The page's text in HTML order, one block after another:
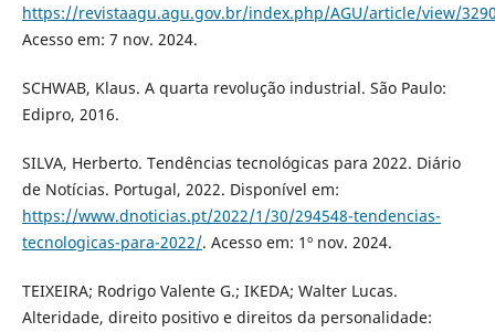
https://revistaagu.agu.gov.br/index.php/AGU/article/view/
Acesso em: 7 nov. 2024.
SCHWAB, Klaus. A quarta revolução industrial. São Paulo:
Edipro, 2016.
SILVA, Herberto. Tendências tecnológicas para 2022. Diário
de Notícias. Portugal, 2022. Disponível em:
https://www.dnoticias.pt/2022/1/30/294548-tendencias-
tecnologicas-para-2022/. Acesso em: 1º nov. 2024.
TEIXEIRA; Rodrigo Valente G.; IKEDA; Walter Lucas.
Alteridade, direito positivo e direitos da personalidade: